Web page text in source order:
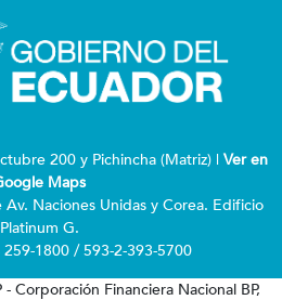
200 y Pichincha (Matriz) | Ver en
Maps
Naciones Unidas y Corea. Edificio
Platinum G.
1800 / 593-2-393-5700
Corporación Financiera Nacional BP,